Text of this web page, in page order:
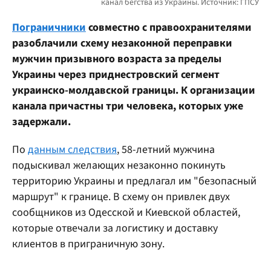
Пограничники совместно с правоохранителями
разоблачили схему незаконной переправки
мужчин призывного возраста за пределы
Украины через приднестровский сегмент
украинско-молдавской границы. К организации
канала причастны три человека, которых уже
задержали.
По данным следствия, 58-летний мужчина
подыскивал желающих незаконно покинуть
территорию Украины и предлагал им "безопасный
маршрут" к границе. В схему он привлек двух
сообщников из Одесской и Киевской областей,
которые отвечали за логистику и доставку
клиентов в приграничную зону.